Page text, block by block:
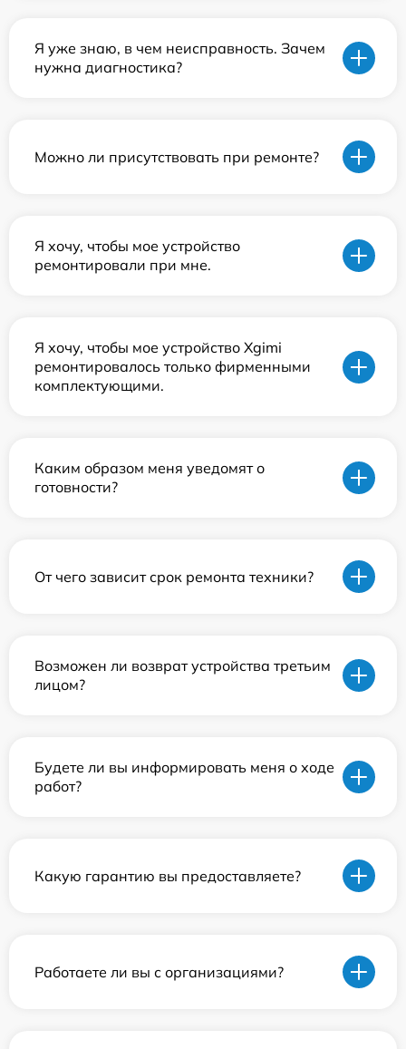
Я уже знаю, в чем неисправность. Зачем
нужна диагностика?
Можно ли присутствовать при ремонте?
Я хочу, чтобы мое устройство
ремонтировали при мне.
Я хочу, чтобы мое устройство Xgimi
ремонтировалось только фирменными
комплектующими.
Каким образом меня уведомят о
готовности?
От чего зависит срок ремонта техники?
Возможен ли возврат устройства третьим
лицом?
Будете ли вы информировать меня о ходе
работ?
Какую гарантию вы предоставляете?
Работаете ли вы с организациями?